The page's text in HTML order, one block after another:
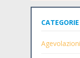
CATEGORIE